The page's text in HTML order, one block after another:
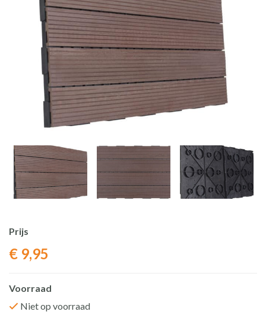
Prijs
€ 9,95
Voorraad
Niet op voorraad